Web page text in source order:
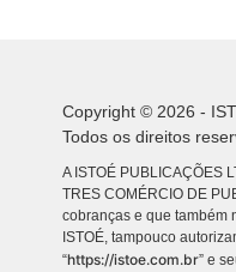
Copyright © 2026 -
Todos os direitos
A ISTOÉ PUBLICAÇÕES
TRES COMÉRCIO DE
cobranças e que também
ISTOÉ, tampouco
“https://istoe.com.br” e